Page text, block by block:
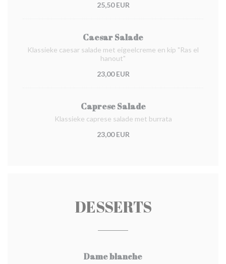
25,50 EUR
Caesar Salade
Klassieke caesar salade met eigeelcreme en kip "Ras el
hanout"
23,00 EUR
Caprese Salade
Klassieke caprese salade met burrata
23,00 EUR
DESSERTS
Dame blanche